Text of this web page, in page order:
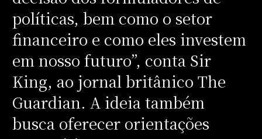
políticas, bem como o setor
financeiro e como eles investem
em nosso futuro”, conta Sir
King, ao jornal britânico The
Guardian. A ideia também
busca oferecer orientações